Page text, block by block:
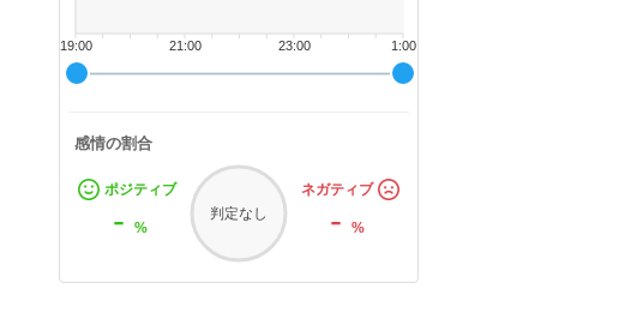
1:00
23:00
21:00
19:00
感情の割合
ポジティブ
- %
判定なし
ネガティブ
-%